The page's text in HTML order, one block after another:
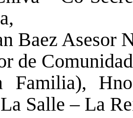
Baez Asesor
de Comunidad
Familia),
Salle – La